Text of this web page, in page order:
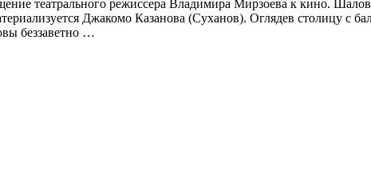
театрального режиссера Владимира Мирзоева к кино.
Джакомо Казанова (Суханов). Оглядев столицу с
беззаветно …